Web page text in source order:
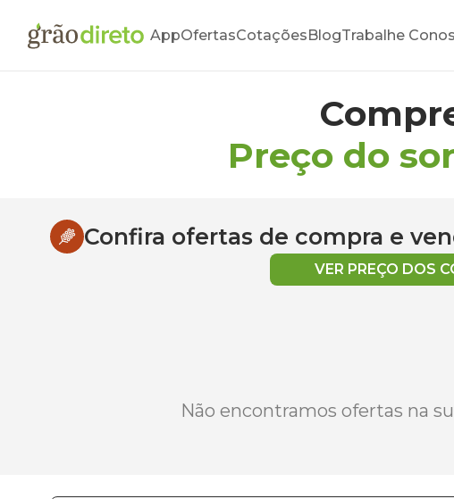
AppOfertasCotaçõesBlogTrabalhe
Preço do
Confira ofertas de compra e
VER PREÇO DOS
Não encontramos ofertas na